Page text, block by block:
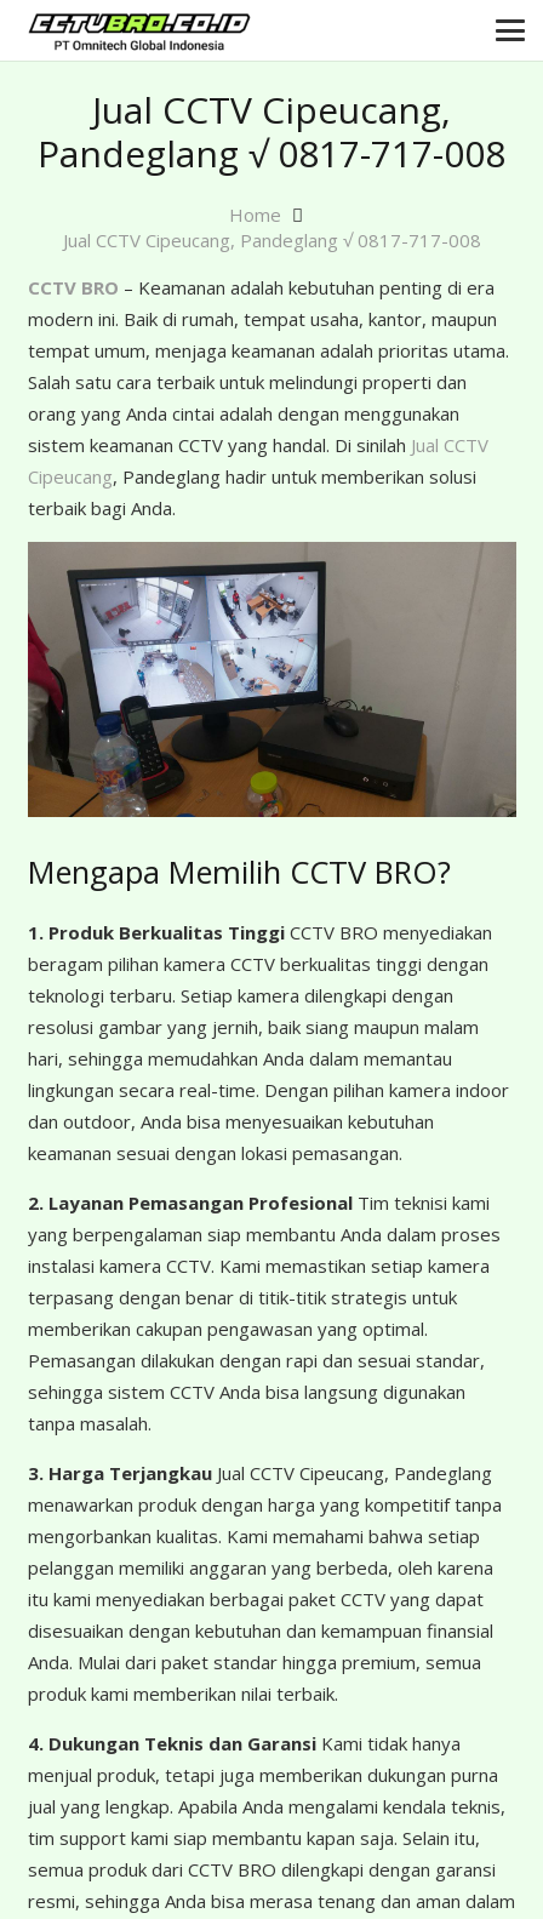
Jual CCTV Cipeucang,
Pandeglang √ 0817-717-008
Home
Jual CCTV Cipeucang, Pandeglang √ 0817-717-008
CCTV BRO – Keamanan adalah kebutuhan penting di era
modern ini. Baik di rumah, tempat usaha, kantor, maupun
tempat umum, menjaga keamanan adalah prioritas utama.
Salah satu cara terbaik untuk melindungi properti dan
orang yang Anda cintai adalah dengan menggunakan
sistem keamanan CCTV yang handal. Di sinilah Jual CCTV
Cipeucang, Pandeglang hadir untuk memberikan solusi
terbaik bagi Anda.
Mengapa Memilih CCTV BRO?
1. Produk Berkualitas TinggiCCTV BRO menyediakan
beragam pilihan kamera CCTV berkualitas tinggi dengan
teknologi terbaru. Setiap kamera dilengkapi dengan
resolusi gambar yang jernih, baik siang maupun malam
hari, sehingga memudahkan Anda dalam memantau
lingkungan secara real-time. Dengan pilihan kamera indoor
dan outdoor, Anda bisa menyesuaikan kebutuhan
keamanan sesuai dengan lokasi pemasangan.
2. Layanan Pemasangan ProfesionalTim teknisi kami
yang berpengalaman siap membantu Anda dalam proses
instalasi kamera CCTV. Kami memastikan setiap kamera
terpasang dengan benar di titik-titik strategis untuk
memberikan cakupan pengawasan yang optimal.
Pemasangan dilakukan dengan rapi dan sesuai standar,
sehingga sistem CCTV Anda bisa langsung digunakan
tanpa masalah.
3. Harga TerjangkauJual CCTV Cipeucang, Pandeglang
menawarkan produk dengan harga yang kompetitif tanpa
mengorbankan kualitas. Kami memahami bahwa setiap
pelanggan memiliki anggaran yang berbeda, oleh karena
itu kami menyediakan berbagai paket CCTV yang dapat
disesuaikan dengan kebutuhan dan kemampuan finansial
Anda. Mulai dari paket standar hingga premium, semua
produk kami memberikan nilai terbaik.
4. Dukungan Teknis dan GaransiKami tidak hanya
menjual produk, tetapi juga memberikan dukungan purna
jual yang lengkap. Apabila Anda mengalami kendala teknis,
tim support kami siap membantu kapan saja. Selain itu,
semua produk dari CCTV BRO dilengkapi dengan garansi
resmi, sehingga Anda bisa merasa tenang dan aman dalam